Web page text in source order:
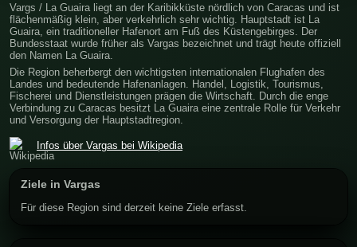
Vargs / La Guaira liegt an der Karibikküste nördlich von Caracas und ist
flächenmäßig klein, aber verkehrlich sehr wichtig. Hauptstadt ist La
Guaira, ein traditioneller Hafenort am Fuß des Küstengebirges. Der
Bundesstaat wurde früher als Vargas bezeichnet und trägt heute offiziell
den Namen La Guaira.
Die Region beherbergt den wichtigsten internationalen Flughafen des
Landes und bedeutende Hafenanlagen. Handel, Logistik, Tourismus,
Fischerei und Dienstleistungen prägen die Wirtschaft. Durch die enge
Verbindung zu Caracas besitzt La Guaira eine zentrale Rolle für Verkehr
und Versorgung der Hauptstadtregion.
Infos über Vargas bei Wikipedia
Ziele in Vargas
Für diese Region sind derzeit keine Ziele erfasst.